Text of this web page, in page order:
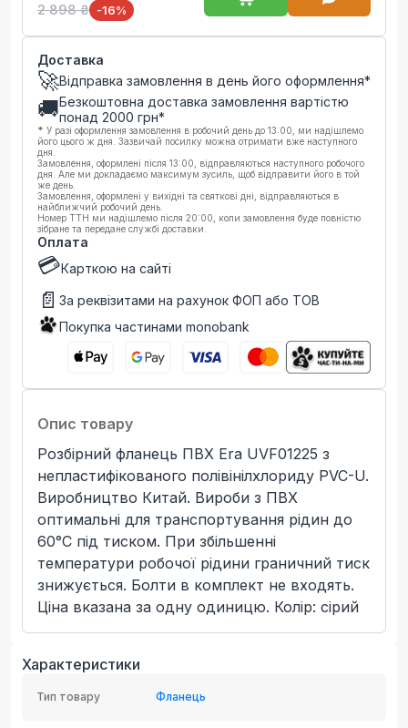
2 898 ₴ -16%
Доставка
🚀Відправка замовлення в день його оформлення*
🚚Безкоштовна доставка замовлення вартістю
понад 2000 грн*
* У разі оформлення замовлення в робочий день до 13:00, ми надішлемо
його цього ж дня. Зазвичай посилку можна отримати вже наступного
дня.
Замовлення, оформлені після 13:00, відправляються наступного робочого
дня. Але ми докладаємо максимум зусиль, щоб відправити його в той
же день.
Замовлення, оформлені у вихідні та святкові дні, відправляються в
найближчий робочий день.
Номер ТТН ми надішлемо після 20:00, коли замовлення буде повністю
зібране та передане службі доставки.
Оплата
💳Карткою на сайті
📄 За реквізитами на рахунок ФОП або ТОВ
Покупка частинами monobank
Опис товару
Розбірний фланець ПВХ Era UVF01225 з
непластифікованого полівінілхлориду PVC-U.
Виробництво Китай. Вироби з ПВХ
оптимальні для транспортування рідин до
60°C під тиском. При збільшенні
температури робочої рідини граничний тиск
знижується. Болти в комплект не входять.
Ціна вказана за одну одиницю. Колір: сірий
Характеристики
Тип товару Фланець